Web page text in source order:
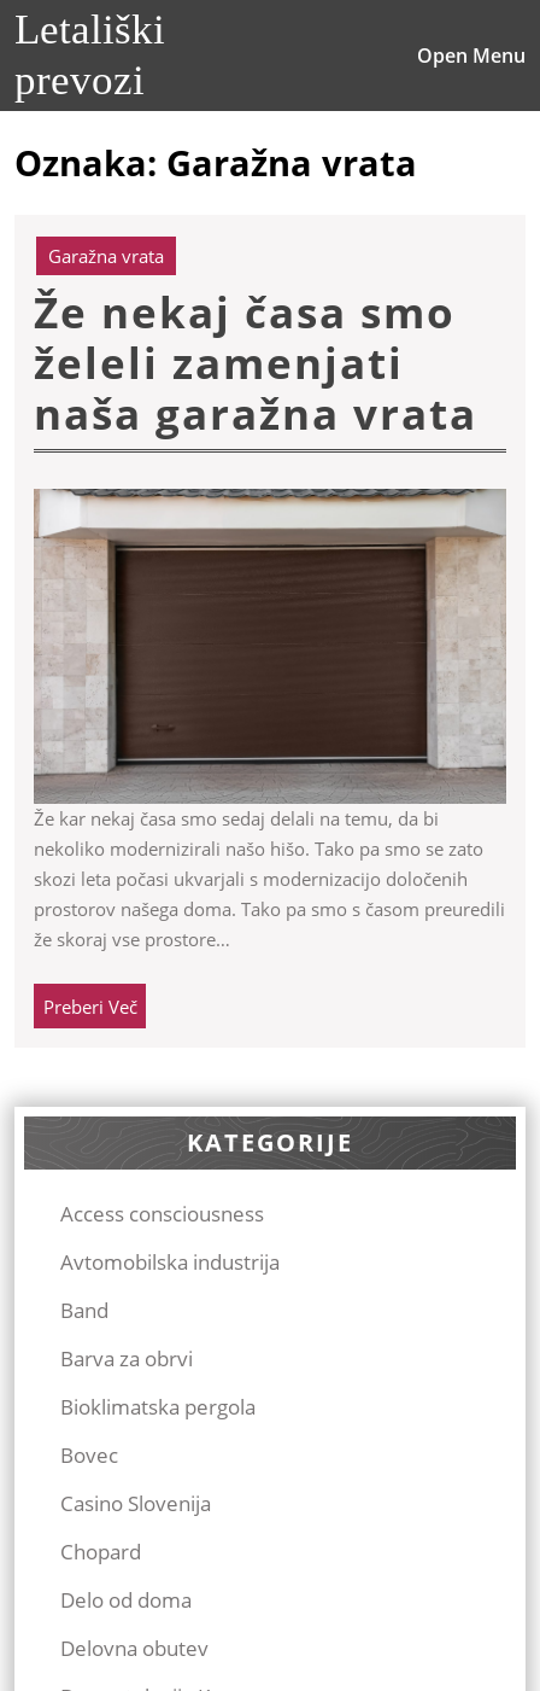
SkipLetališki
prevozi
Open Menu
Oznaka: Garažna vrata
Garažna vrata
Že nekaj časa smo
želeli zamenjati
naša garažna vrata
Že kar nekaj časa smo sedaj delali na temu, da bi
nekoliko modernizirali našo hišo. Tako pa smo se zato
skozi leta počasi ukvarjali s modernizacijo določenih
prostorov našega doma. Tako pa smo s časom preuredili
že skoraj vse prostore…
Preberi VečPreberi
Več
KATEGORIJE
Access consciousness
Avtomobilska industrija
Band
Barva za obrvi
Bioklimatska pergola
Bovec
Casino Slovenija
Chopard
Delo od doma
Delovna obutev